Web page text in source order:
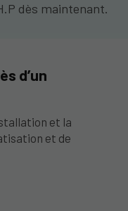
dès maintenant.
d’un
et la
et de